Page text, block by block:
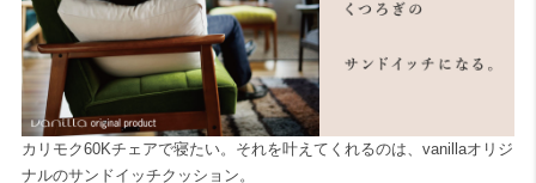
カリモク60Kチェアで寝たい。それを叶えてくれるのは、vanillaオリジ
ナルのサンドイッチクッション。